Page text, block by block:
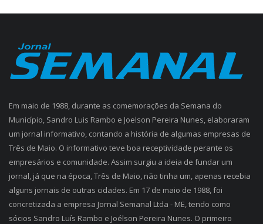
Em maio de 1988, durante as comemorações da Semana do
Município, Sandro Luis Rambo e Joelson Pereira Nunes, elaboraram
um jornal informativo, contando a história de algumas empresas de
Três de Maio. O informativo teve boa receptividade perante os
empresários e comunidade. Assim surgiu a ideia de fundar um
jornal, já que na época, Três de Maio, não tinha um, apenas recebia
alguns jornais de outras cidades. Em 17 de maio de 1988, foi
concretizada a empresa Jornal Semanal Ltda - ME, tendo como
sócios Sandro Luís Rambo e Joélson Pereira Nunes. O primeiro